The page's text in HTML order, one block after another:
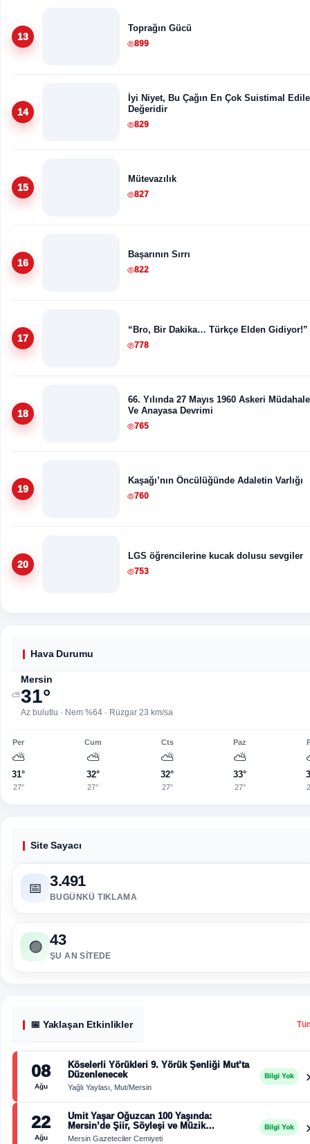
13
Toprağın Gücü
899
14
İyi Niyet, Bu Çağın En Çok Suistimal
Değeridir
829
15
Mütevazılık
827
16
Başarının Sırrı
822
17
“Bro, Bir Dakika… Türkçe Elden Gidiyor!”
778
18
66. Yılında 27 Mayıs 1960 Askeri
Ve Anayasa Devrimi
765
19
Kaşağı’nın Öncülüğünde Adaletin Varlığı
760
20
LGS öğrencilerine kucak dolusu sevgiler
753
Hava Durumu
⛅
Mersin
31°
Az bulutlu · Nem %64 · Rüzgar 23 km/sa
Per
⛅
31°
27°
Cum
⛅
32°
27°
Cts
⛅
32°
27°
Paz
⛅
33°
27°
Site Sayacı
📅 3.491
BUGÜNKÜ TIKLAMA
🟢 43
ŞU AN SITEDE
📅 Yaklaşan Etkinlikler
08
Ağu
Köselerli Yörükleri 9. Yörük Şenliği Mut’ta
Düzenlenecek
Yağlı Yaylası, Mut/Mersin
Bilgi Yok
22
Ağu
Ümit Yaşar Oğuzcan 100 Yaşında:
Mersin’de Şiir, Söyleşi ve Müzik
Buluşması
Mersin Gazeteciler Cemiyeti
Bilgi Yok